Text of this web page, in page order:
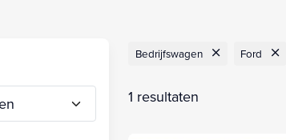
Bedrijfswagen Ford
1 resultaten